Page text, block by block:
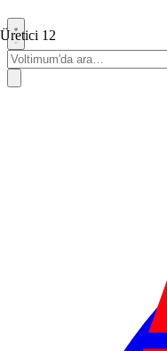
Üretici 12